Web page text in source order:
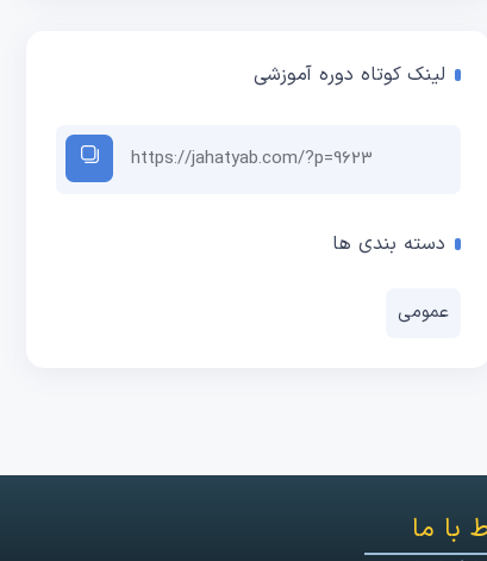
لینک کوتاه دوره آموزشی
دسته بندی ها
عمومی
با ما